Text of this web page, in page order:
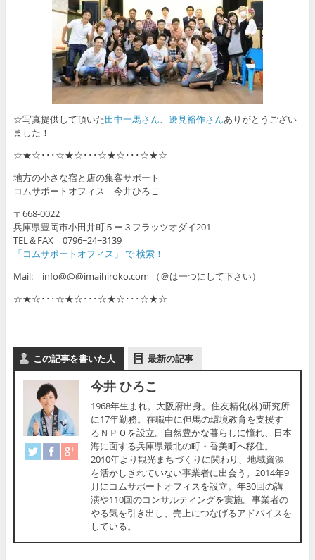
☆写真提供して頂いた田中一馬さん、 邊見裕作さんありがとうござい
ました！
☆★☆･･･☆★☆･･･☆★☆･･･☆★☆
地方の小さな宿と店の集客サポート
コムサポートオフィス 今井ひろこ
〒668-0022
兵庫県豊岡市小田井町５ー３フラッツオダイ201
TEL＆FAX 0796−24−3139
「コムサポートオフィス」 で 検索！
Mail: info@@@imaihiroko.com （＠は一つにして下さい）
☆★☆･･･☆★☆･･･☆★☆･･･☆★☆
この記事を書いた人 最新の記事
今井 ひろこ
1968年生まれ。大阪府出身。住友精化(株)研究所
に17年勤務。在職中に但馬の環境教育を支援す
るＮＰＯを設立。自然豊かな暮らしに憧れ、日本
海に面する兵庫県最北の町・香美町へ移住。
2010年より観光まちづくりに関わり、地域資源
を活かしきれていない事業者に出会う。2014年9
月にコムサポートオフィスを設立。年30回の講
演や110回のコンサルティングを実施。事業者の
やる気を引き出し、売上につなげるアドバイスを
している。